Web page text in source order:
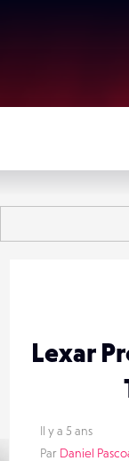
Lexar
Il y a 5 ans
Par Daniel